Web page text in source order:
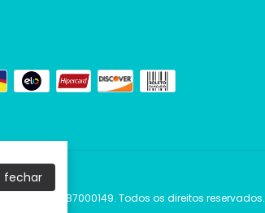
fechar
- 38432087000149. Todos os direitos reservados.